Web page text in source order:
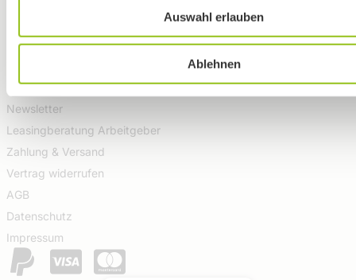
Auswahl erlauben
Ablehnen
FAQ - Häufige Fragen
Wallrider Youtube Channel
Newsletter
Leasingberatung Arbeitgeber
Zahlung & Versand
Vertrag widerrufen
AGB
Datenschutz
Impressum